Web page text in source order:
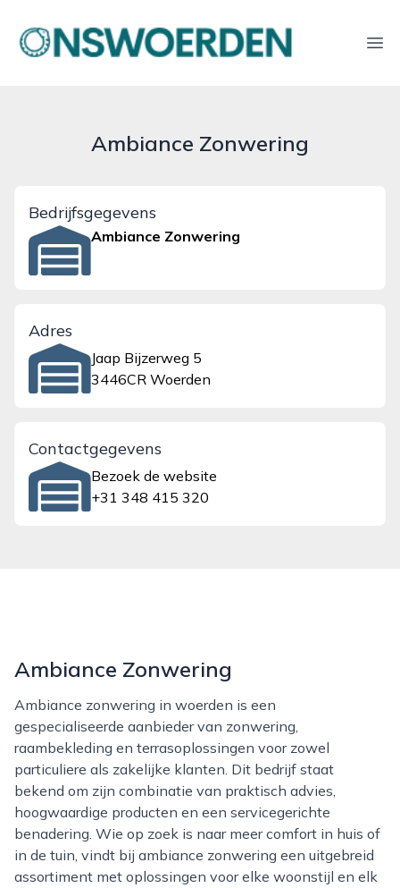
onswoerden.nl
Ambiance Zonwering
Bedrijfsgegevens
Ambiance Zonwering
Adres
Jaap Bijzerweg 5
3446CR Woerden
Contactgegevens
Bezoek de website
+31 348 415 320
Ambiance Zonwering
Ambiance zonwering in woerden is een
gespecialiseerde aanbieder van zonwering,
raambekleding en terrasoplossingen voor zowel
particuliere als zakelijke klanten. Dit bedrijf staat
bekend om zijn combinatie van praktisch advies,
hoogwaardige producten en een servicegerichte
benadering. Wie op zoek is naar meer comfort in huis of
in de tuin, vindt bij ambiance zonwering een uitgebreid
assortiment met oplossingen voor elke woonstijl en elk